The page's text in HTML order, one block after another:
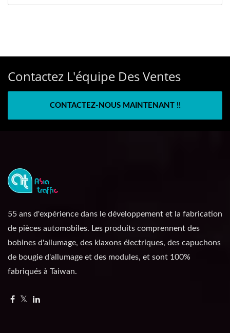
Contactez L'équipe Des Ventes
CONTACTEZ-NOUS MAINTENANT !!
55 ans d'expérience dans le développement et la fabrication
de pièces automobiles. Les produits comprennent des
bobines d'allumage, des klaxons électriques, des capuchons
de bougie d'allumage et des modules, et sont 100%
fabriqués à Taiwan.